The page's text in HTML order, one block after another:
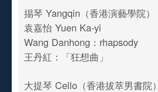
掦琴 Yangqin（香港演藝學院）
袁嘉怡 Yuen Ka-yi
Wang Danhong：rhapsody
王丹紅：「狂想曲」
大提琴 Cello（香港拔萃男書院）